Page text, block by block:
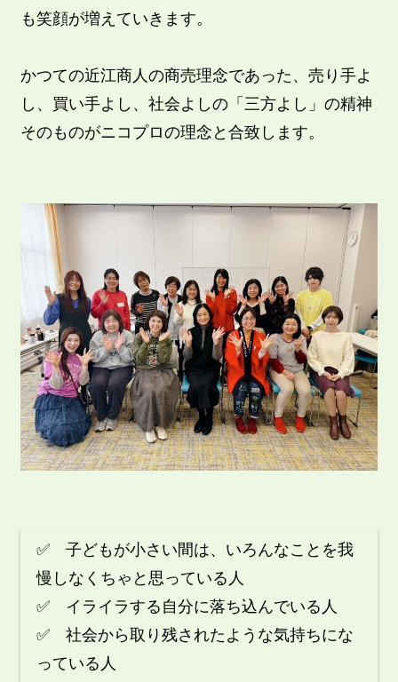
も笑顔が増えていきます。
かつての近江商人の商売理念であった、売り手よ
し、買い手よし、社会よしの「三方よし」の精神
そのものがニコプロの理念と合致します。
✅ 子どもが小さい間は、いろんなことを我
慢しなくちゃと思っている人
✅ イライラする自分に落ち込んでいる人
✅ 社会から取り残されたような気持ちにな
っている人